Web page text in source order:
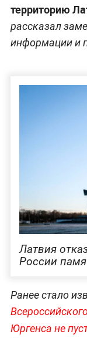
территорию
рассказал
информации и
Латвия
России
Ранее стало
Юргенса не